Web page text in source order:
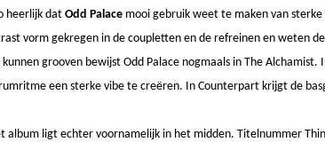
heerlijk dat Odd Palace mooi gebruik weet te maken van
vorm gekregen in de coupletten en de refreinen en weten
grooven bewijst Odd Palace nogmaals in The
een sterke vibe te creëren. In Counterpart krijgt de
album ligt echter voornamelijk in het midden. Titelnummer